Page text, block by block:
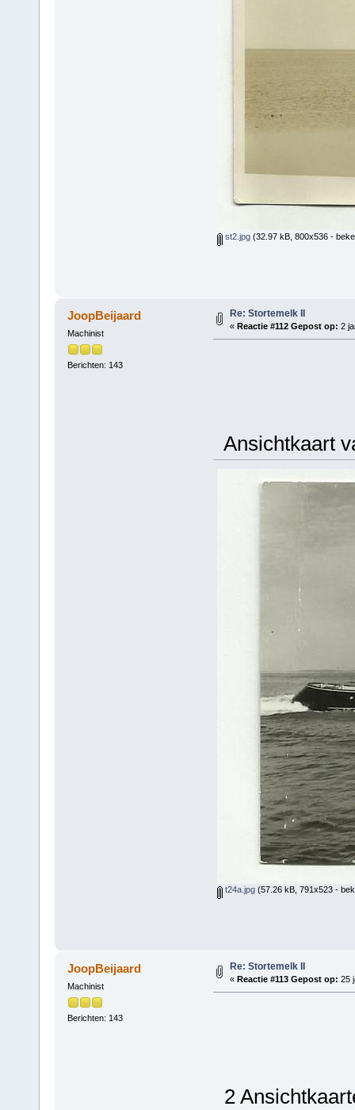
st2.jpg(32.97 kB, 800x536 -
JoopBeijaard
Machinist
Berichten: 143
Re: Stortemelk II
« Reactie #112 Gepost op: 2
Ansichtkaart
t24a.jpg(57.26 kB, 791x523 -
JoopBeijaard
Machinist
Berichten: 143
Re: Stortemelk II
« Reactie #113 Gepost op: 25
2